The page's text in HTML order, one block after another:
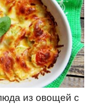
из овощей с